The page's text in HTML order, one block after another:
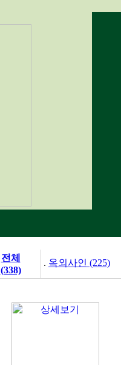
전체
(338)
. 옥외사인 (225)